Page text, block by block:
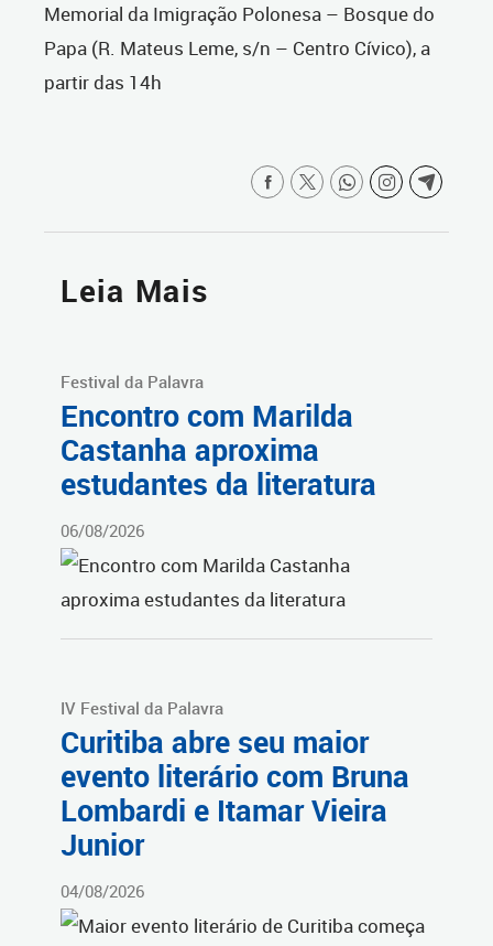
Memorial da Imigração Polonesa – Bosque do
Papa (R. Mateus Leme, s/n – Centro Cívico), a
partir das 14h
Leia Mais
Festival da Palavra
Encontro com Marilda
Castanha aproxima
estudantes da literatura
06/08/2026
IV Festival da Palavra
Curitiba abre seu maior
evento literário com Bruna
Lombardi e Itamar Vieira
Junior
04/08/2026